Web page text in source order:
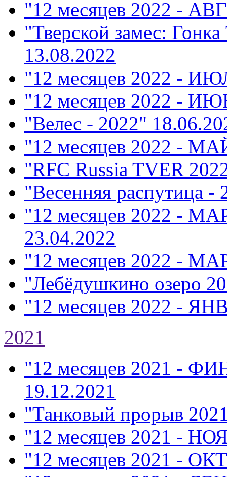
"12 месяцев 2022 -
"Тверской замес:
13.08.2022
"12 месяцев 2022 -
"12 месяцев 2022 -
"Велес - 2022"
"12 месяцев 2022 -
"RFC Russia TVER
"Весенняя распутица -
"12 месяцев 2022 -
23.04.2022
"12 месяцев 2022 -
"Лебёдушкино озеро
"12 месяцев 2022 -
2021
"12 месяцев 2021 -
19.12.2021
"Танковый прорыв
"12 месяцев 2021 -
"12 месяцев 2021 -